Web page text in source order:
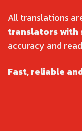
All translations
translators with
accuracy and
Fast, reliable